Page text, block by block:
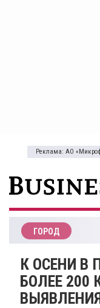
Реклама: АО
ГОРОД
К ОСЕНИ В
БОЛЕЕ 200